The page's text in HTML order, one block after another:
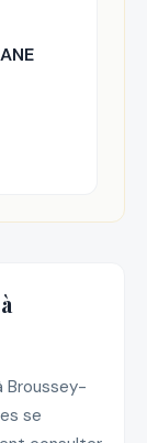
Broussey-
se